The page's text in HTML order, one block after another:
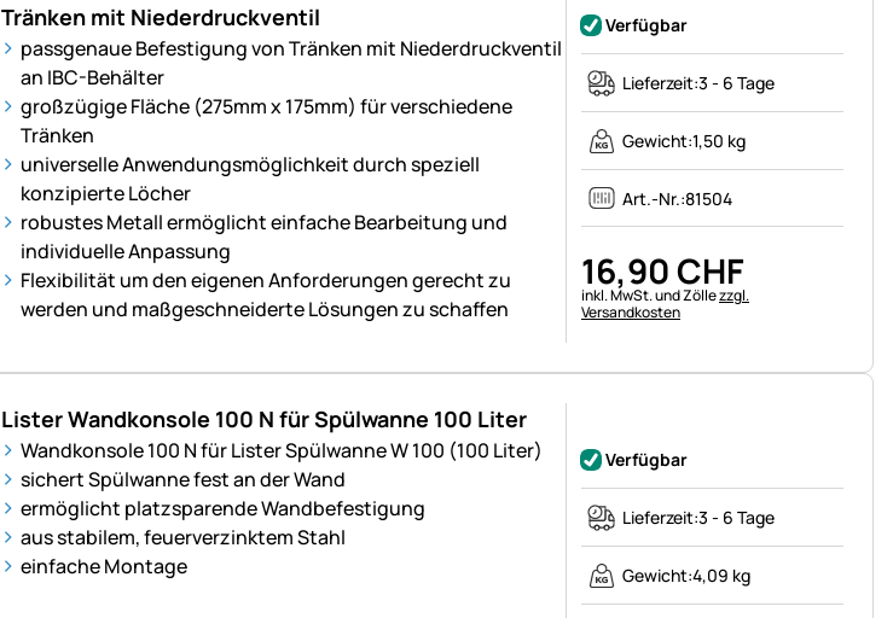
Tränken mit Niederdruckventil
passgenaue Befestigung von Tränken mit Niederdruckventil
an IBC-Behälter
großzügige Fläche (275mm x 175mm) für verschiedene
Tränken
universelle Anwendungsmöglichkeit durch speziell
konzipierte Löcher
robustes Metall ermöglicht einfache Bearbeitung und
individuelle Anpassung
Flexibilität um den eigenen Anforderungen gerecht zu
werden und maßgeschneiderte Lösungen zu schaffen
Verfügbar
Lieferzeit:3 - 6 Tage
Gewicht:1,50 kg
Art.-Nr.:81504
16,90CHF
Steuerhinweis:
inkl. MwSt. und Zöllezzgl.
Versandkosten
Lister Wandkonsole 100 N für Spülwanne 100 Liter
Wandkonsole 100 N für Lister Spülwanne W 100 (100 Liter)
sichert Spülwanne fest an der Wand
ermöglicht platzsparende Wandbefestigung
aus stabilem, feuerverzinktem Stahl
einfache Montage
Verfügbar
Lieferzeit:3 - 6 Tage
Gewicht:4,09 kg